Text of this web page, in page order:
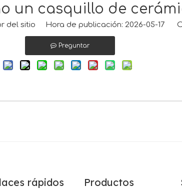
un casquillo de
del sitio Hora de publicación: 2026-05-17
Preguntar
rápidos Productos